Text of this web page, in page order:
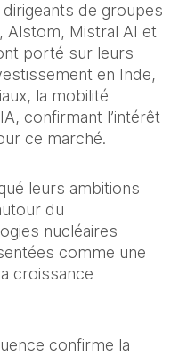
de groupes
Alstom, Mistral AI et
porté sur leurs
en Inde,
la mobilité
confirmant l’intérêt
ce marché.
leurs ambitions
du
nucléaires
comme une
croissance
confirme la